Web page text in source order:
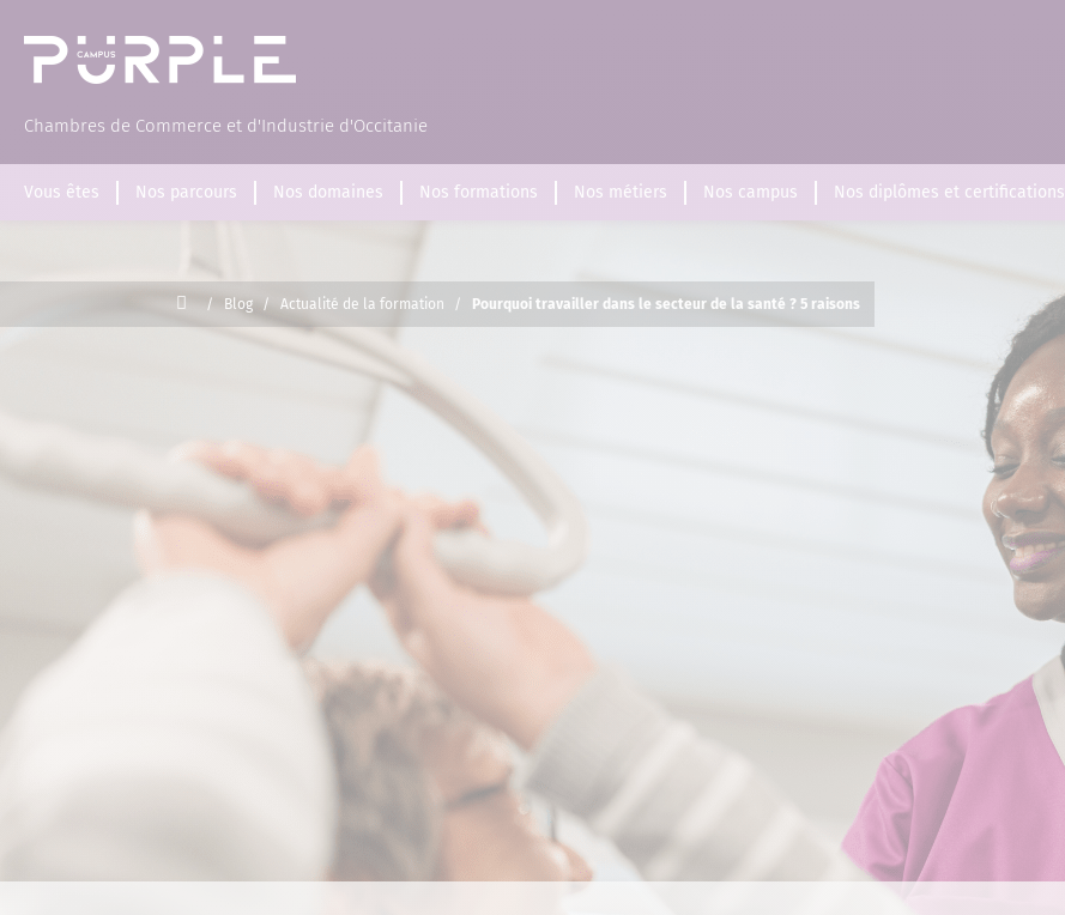
Chambres de Commerce et d'Industrie d'Occitanie
Vous êtes Nos parcours Nos domaines Nos formations Nos métiers Nos campus Nos diplômes et certifications
Accueil
/ Blog / Actualité de la formation / Pourquoi travailler dans le secteur de la santé ? 5 raisons